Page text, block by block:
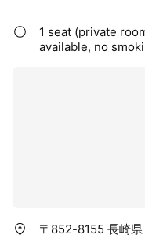
1 seat (private
available, no
〒852-8155 長崎